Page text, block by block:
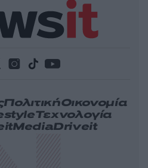
ΠολιτικήΟικονομία
Τεχνολογία
MediaDriveit